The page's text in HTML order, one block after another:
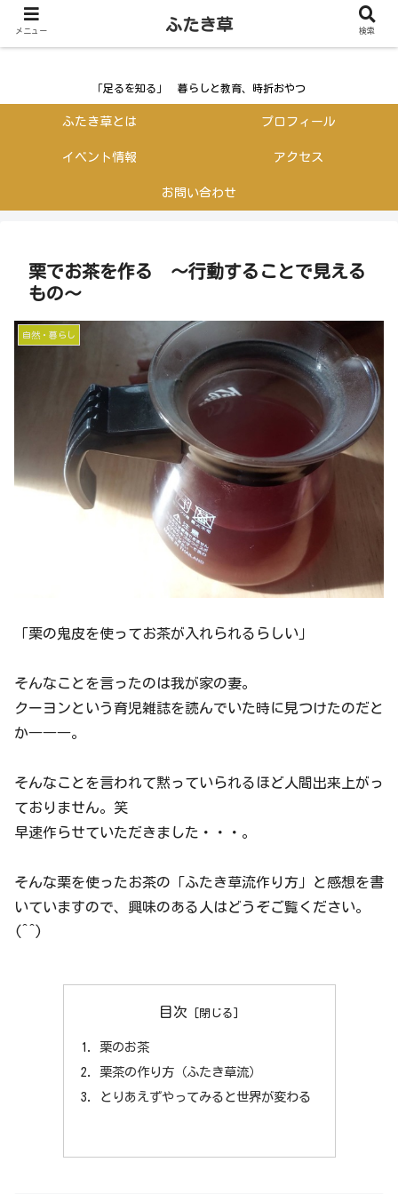
ふたき草
「足るを知る」 暮らしと教育、時折おやつ
ふたき草とは プロフィール
イベント情報 アクセス
お問い合わせ
栗でお茶を作る ～行動することで見える
もの～
自然・暮らし
「栗の鬼皮を使ってお茶が入れられるらしい」
そんなことを言ったのは我が家の妻。
クーヨンという育児雑誌を読んでいた時に見つけたのだと
か―――。
そんなことを言われて黙っていられるほど人間出来上がっ
ておりません。笑
早速作らせていただきました・・・。
そんな栗を使ったお茶の「ふたき草流作り方」と感想を書
いていますので、興味のある人はどうぞご覧ください。
(^^)
目次
栗のお茶
栗茶の作り方（ふたき草流）
とりあえずやってみると世界が変わる
メニュー ふたき草 検索